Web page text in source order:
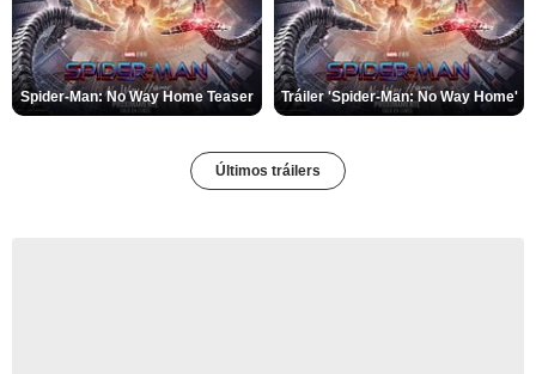
Spider-Man: No Way Home Teaser Tráiler 'Spider-Man: No Way Home'
Últimos tráilers